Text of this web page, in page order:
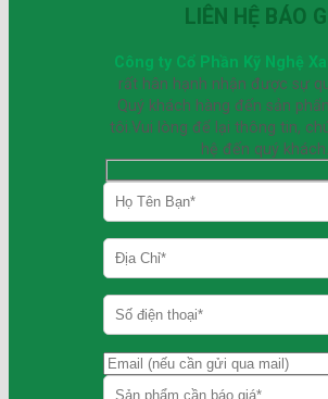
LIÊN HỆ BÁO
Công ty Cổ Phần Kỹ Nghệ
rất hân hạnh nhận được sự
Quý khách hàng đến sản
tôi.Vui lòng để lại thông tin,
hệ đến quý khách.